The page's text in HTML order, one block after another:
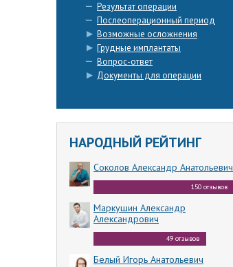
Результат операции
Послеоперационный период
Возможные осложнения
Грудные имплантаты
Вопрос-ответ
Документы для операции
НАРОДНЫЙ РЕЙТИНГ
Соколов Александр Анатольевич
150 отзывов
Маркушин Александр
Александрович
49 отзывов
Белый Игорь Анатольевич